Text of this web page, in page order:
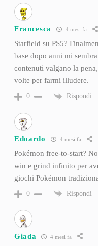
Francesca 4 mesi fa
Starfield su PS5?
base dopo anni mi
contenuti valgano la
volte per farmi illudere.
0 Rispondi
Edoardo 4 mesi fa
Pokémon free-to-start?
win e grind infinito per
giochi Pokémon
0 Rispondi
Giada 4 mesi fa